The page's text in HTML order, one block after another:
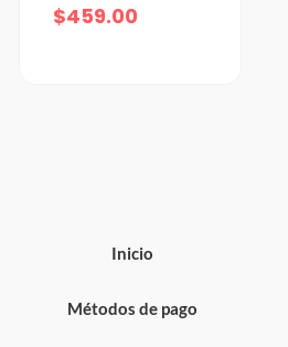
$459.00
Inicio
Métodos de pago